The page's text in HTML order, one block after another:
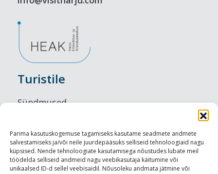
Parima kasutuskogemuse tagamiseks kasutame seadmete andmete
salvestamiseks ja/või neile juurdepääsuks selliseid tehnoloogiaid nagu
küpsised. Nende tehnoloogiate kasutamisega nõustudes lubate meil
töödelda selliseid andmeid nagu veebikasutaja käitumine või
unikaalsed ID-d sellel veebisaidil. Nõusoleku andmata jätmine või
Turistile
Sündmused
Maitseelamused
Vaatamisväärsused